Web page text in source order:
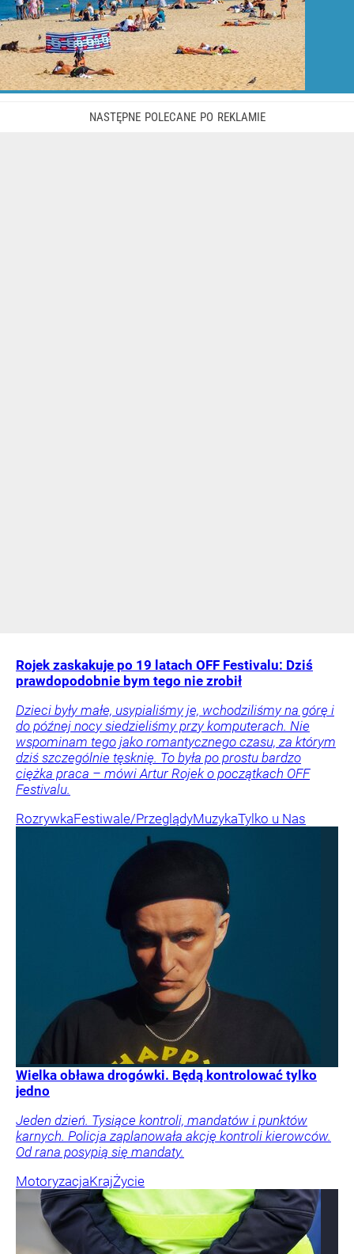
Rojek zaskakuje po 19 latach OFF Festivalu: Dziś
prawdopodobnie bym tego nie zrobił
Dzieci były małe, usypialiśmy je, wchodziliśmy na górę i
do późnej nocy siedzieliśmy przy komputerach. Nie
wspominam tego jako romantycznego czasu, za którym
dziś szczególnie tęsknię. To była po prostu bardzo
ciężka praca – mówi Artur Rojek o początkach OFF
Festivalu.
RozrywkaFestiwale/PrzeglądyMuzykaTylko u Nas
Wielka obława drogówki. Będą kontrolować tylko
jedno
Jeden dzień. Tysiące kontroli, mandatów i punktów
karnych. Policja zaplanowała akcję kontroli kierowców.
Od rana posypią się mandaty.
MotoryzacjaKrajŻycie